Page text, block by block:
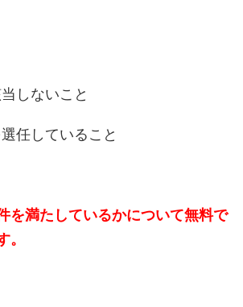
しないこと
任していること
を満たしているかについて無料で
。